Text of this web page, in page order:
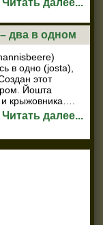
Читать далее...
два в одном
в одно (josta),
этот
Йошта
крыжовника….
Читать далее...